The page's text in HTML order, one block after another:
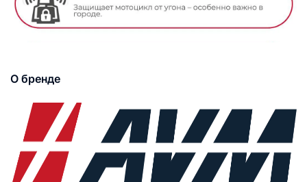
О бренде